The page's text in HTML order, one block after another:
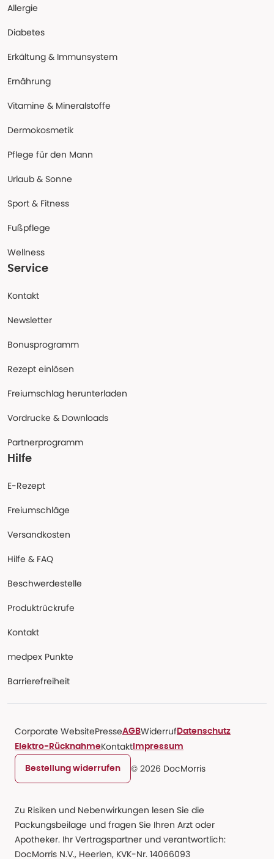
Allergie
Diabetes
Erkältung & Immunsystem
Ernährung
Vitamine & Mineralstoffe
Dermokosmetik
Pflege für den Mann
Urlaub & Sonne
Sport & Fitness
Fußpflege
Wellness
Service
Kontakt
Newsletter
Bonusprogramm
Rezept einlösen
Freiumschlag herunterladen
Vordrucke & Downloads
Partnerprogramm
Hilfe
E-Rezept
Freiumschläge
Versandkosten
Hilfe & FAQ
Beschwerdestelle
Produktrückrufe
Kontakt
medpex Punkte
Barrierefreiheit
Corporate WebsitePresseAGBWiderruf Datenschutz
Elektro-RücknahmeKontakt Impressum
Bestellung widerrufen © 2026 DocMorris
Zu Risiken und Nebenwirkungen lesen Sie die
Packungsbeilage und fragen Sie Ihren Arzt oder
Apotheker. Ihr Vertragspartner und verantwortlich:
DocMorris N.V., Heerlen, KVK-Nr. 14066093